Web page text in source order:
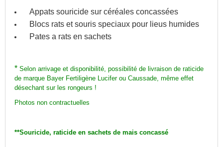
Appats souricide sur céréales concassées
Blocs rats et souris speciaux pour lieus humides
Pates a rats en sachets
*Selon arrivage et disponibilité, possibilité de livraison deraticide
de marque Bayer Fertiligène Lucifer ou Caussade, même effet
désechant sur les rongeurs !
Photos non contractuelles
**Souricide, raticide en sachets de mais concassé